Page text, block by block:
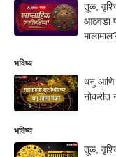
तूळ,
आठवडा
भविष्य
धनु आणि
नोकरीत
भविष्य
तूळ,